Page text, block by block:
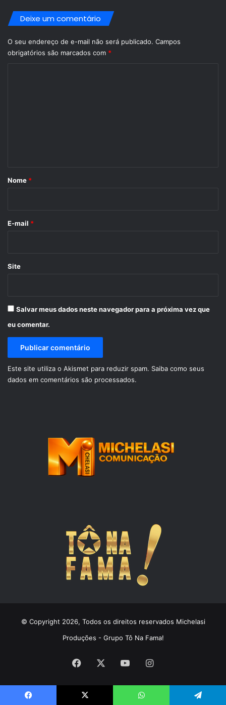
Deixe um comentário
O seu endereço de e-mail não será publicado. Campos
obrigatórios são marcados com *
r
*
Nome *
E-mail *
Site
Salvar meus dados neste navegador para a próxima vez que
eu comentar.
Este site utiliza o Akismet para reduzir spam. Saiba como seus
dados em comentários são processados.
© Copyright 2026, Todos os direitos reservados Michelasi
Produções - Grupo Tô Na Fama!
Facebook YouTubeInstagram